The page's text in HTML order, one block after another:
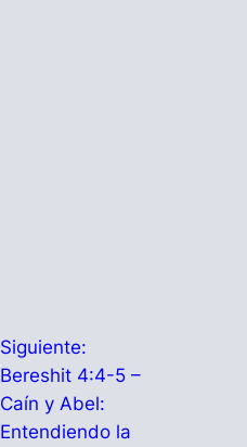
Siguiente:
Bereshit 4:4-5 –
Caín y Abel:
Entendiendo la